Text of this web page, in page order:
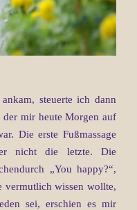
steuerte ich dann
der mir heute Morgen auf
Die erste Fußmassage
nicht die letzte. Die
„You happy?“,
vermutlich wissen wollte,
sei, erschien es mir